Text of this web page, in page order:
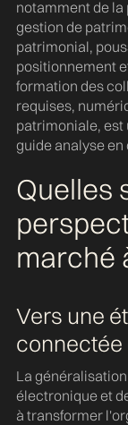
notamment de
gestion de
patrimonial,
positionnement
formation des
requises,
patrimoniale, est
guide analyse en
Quelles
marché
Vers une
connectée
La
électronique et
à transformer